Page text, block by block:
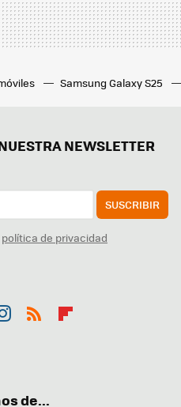
Samsung Galaxy S25
NEWSLETTER
SUSCRIBIR
política de privacidad
de...